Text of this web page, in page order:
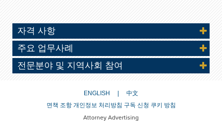
자격 사항
주요 업무사례
전문분야 및 지역사회 참여
ENGLISH
中文
면책 조항 개인정보 처리방침 구독 신청 쿠키 방침
Attorney Advertising